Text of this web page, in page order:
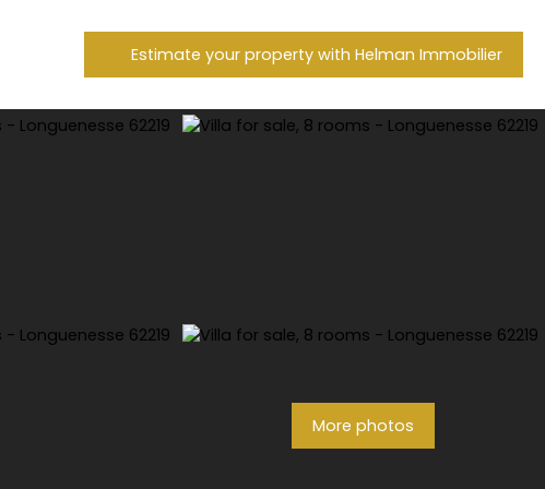
Estimate your property with Helman Immobilier
More photos